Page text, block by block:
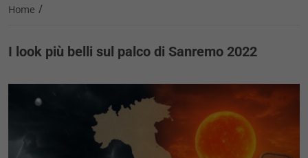
Home /
I look più belli sul palco di Sanremo 2022